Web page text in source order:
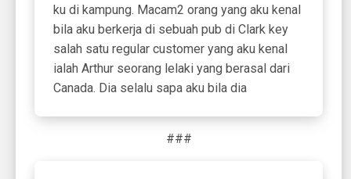
ku di kampung. Macam2 orang yang aku kenal
bila aku berkerja di sebuah pub di Clark key
salah satu regular customer yang aku kenal
ialah Arthur seorang lelaki yang berasal dari
Canada. Dia selalu sapa aku bila dia
###